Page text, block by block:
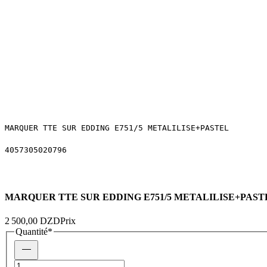
MARQUER TTE SUR EDDING E751/5 METALILISE+PASTEL
4057305020796
MARQUER TTE SUR EDDING E751/5
2 500,00 DZDPrix
Quantité*